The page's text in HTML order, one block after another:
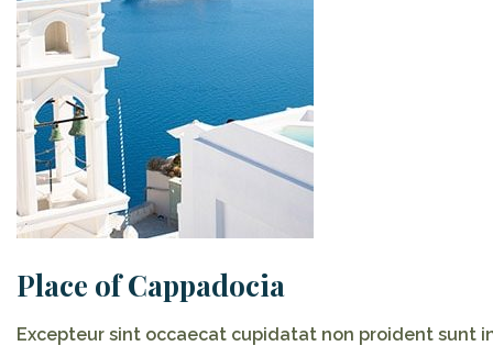
Place of Cappadocia
Excepteur sint occaecat cupidatat non proident sunt